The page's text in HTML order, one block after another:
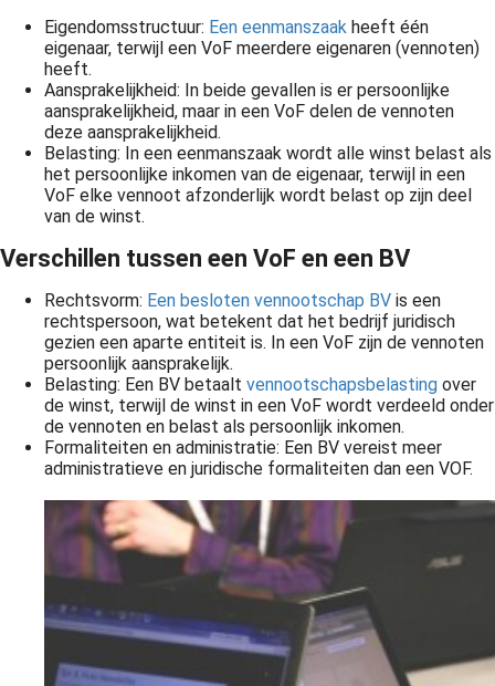
Eigendomsstructuur: Een eenmanszaak heeft één
eigenaar, terwijl een VoF meerdere eigenaren (vennoten)
heeft.
Aansprakelijkheid: In beide gevallen is er persoonlijke
aansprakelijkheid, maar in een VoF delen de vennoten
deze aansprakelijkheid.
Belasting: In een eenmanszaak wordt alle winst belast als
het persoonlijke inkomen van de eigenaar, terwijl in een
VoF elke vennoot afzonderlijk wordt belast op zijn deel
van de winst.
Verschillen tussen een VoF en een BV
Rechtsvorm: Een besloten vennootschap BV is een
rechtspersoon, wat betekent dat het bedrijf juridisch
gezien een aparte entiteit is. In een VoF zijn de vennoten
persoonlijk aansprakelijk.
Belasting: Een BV betaalt vennootschapsbelasting over
de winst, terwijl de winst in een VoF wordt verdeeld onder
de vennoten en belast als persoonlijk inkomen.
Formaliteiten en administratie: Een BV vereist meer
administratieve en juridische formaliteiten dan een VOF.